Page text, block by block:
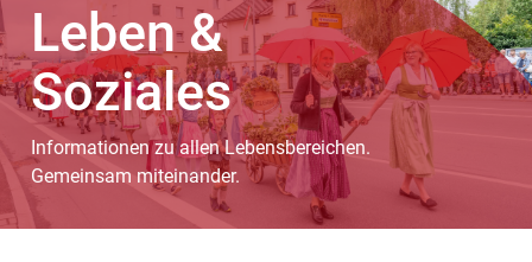
Leben &
Soziales
Informationen zu allen Lebensbereichen.
Gemeinsam miteinander.